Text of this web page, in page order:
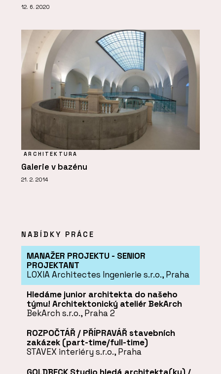
12. 6. 2020
ARCHITEKTURA
Galerie v bazénu
21. 2. 2014
NABÍDKY PRÁCE
MANAŽER PROJEKTU - SENIOR
PROJEKTANT
LOXIA Architectes Ingenierie s.r.o., Praha
Hledáme junior architekta do našeho
týmu! Architektonický ateliér BekArch
BekArch s.r.o., Praha 2
ROZPOČTÁŘ / PŘÍPRAVÁŘ stavebních
zakázek (part-time/full-time)
STAVEX interiéry s.r.o., Praha
GOLDBECK Studio hledá architekta(ku) /